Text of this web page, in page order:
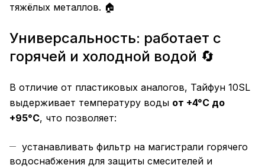
тяжёлых металлов. 🏠
Универсальность: работает с
горячей и холодной водой 🔄
В отличие от пластиковых аналогов, Тайфун 10SL
выдерживает температуру воды от +4°C до
+95°C, что позволяет:
устанавливать фильтр на магистрали горячего
водоснабжения для защиты смесителей и